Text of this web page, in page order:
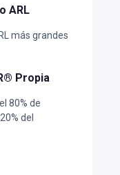
ARL
más grandes
Propia
80% de
del